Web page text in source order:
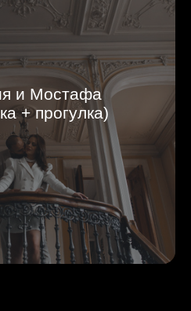
и Мостафа
+ прогулка)